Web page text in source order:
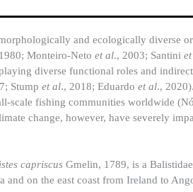
and ecologically diverse
Monteiro-Neto et al., 2003; Santini
diverse functional roles and
Stump et al., 2018; Eduardo et al.,
scale fishing communities worldwide
change, however, have severely
capriscus Gmelin, 1789, is a
and on the east coast from Ireland to